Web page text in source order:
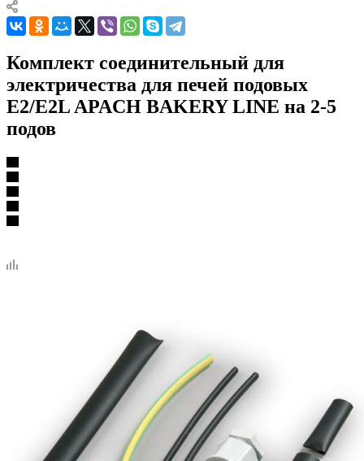
Комплект соединительный для
электричества для печей подовых
E2/E2L APACH BAKERY LINE на 2-5
подов